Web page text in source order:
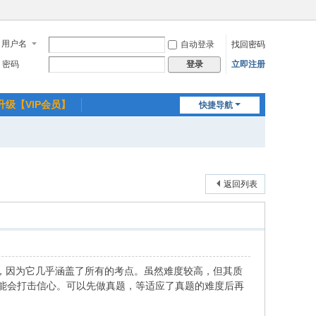
用户名 自动登录
找回密码
密码
登录 立即注册
快捷导航
级【VIP会员】
返回列表
为它几乎涵盖了所有的考点。虽然难度较高，但其质
打击信心。可以先做真题，等适应了真题的难度后再